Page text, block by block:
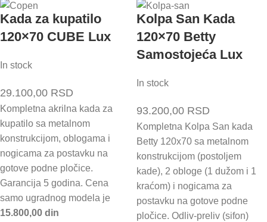
Kada za kupatilo
120×70 CUBE Lux
In stock
29.100,00 RSD
Kompletna akrilna kada za
kupatilo sa metalnom
konstrukcijom, oblogama i
nogicama za postavku na
gotove podne pločice.
Garancija 5 godina. Cena
samo ugradnog modela je
15.800,00 din
Kolpa San Kada
120×70 Betty
Samostojeća Lux
In stock
93.200,00 RSD
Kompletna Kolpa San kada
Betty 120x70 sa metalnom
konstrukcijom (postoljem
kade), 2 obloge (1 dužom i 1
kraćom) i nogicama za
postavku na gotove podne
pločice. Odliv-preliv (sifon)